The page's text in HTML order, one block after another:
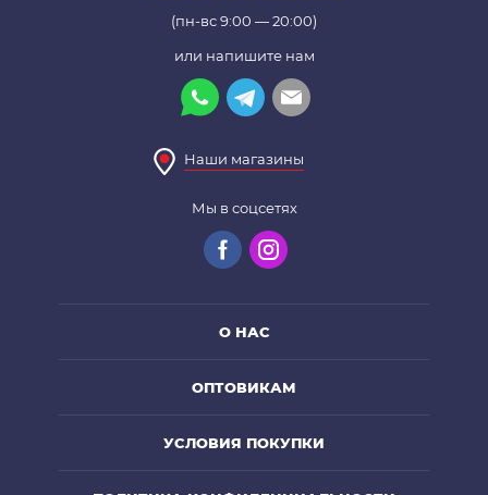
(пн-вс 9:00 — 20:00)
или напишите нам
Наши магазины
Мы в соцсетях
О НАС
ОПТОВИКАМ
УСЛОВИЯ ПОКУПКИ